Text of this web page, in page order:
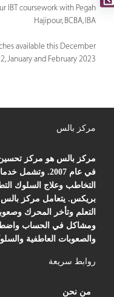
IBT coursework with Pegah
Hajipour, BCBA, IBA
available this December
January and February 2023
مركز بالس
مركز بالس هو مركز تحسين
في عام 2007.
التخاطب وعلاج السلوك
بريكس. يتعامل مركز بالس
التعلم وتأخر المحرك
ومشاكل في الحساب
والصعوبات العاطفية
روابط سريعة
من نحن